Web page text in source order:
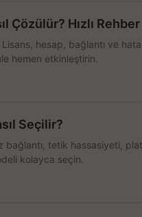
Çözülür? Hızlı Rehber
hesap, bağlantı ve hata
hemen etkinleştirin.
Seçilir?
bağlantı, tetik hassasiyeti,
kolayca seçin.